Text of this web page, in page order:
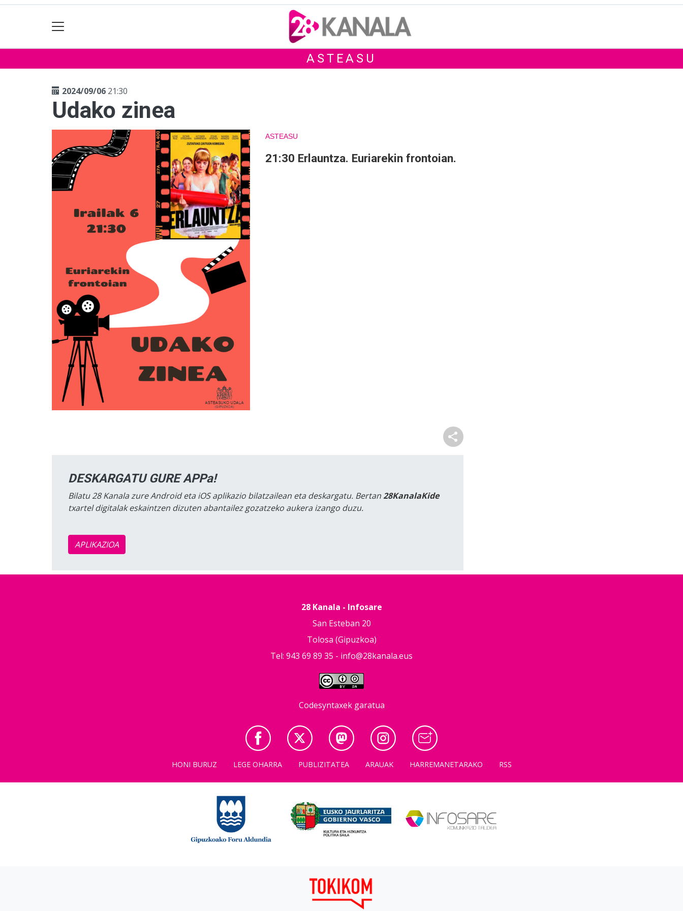
ASTEASU
2024/09/06 21:30
Udako zinea
ASTEASU
21:30 Erlauntza. Euriarekin frontoian.
DESKARGATU GURE APPa!
Bilatu 28 Kanala zure Android eta iOS aplikazio bilatzailean eta deskargatu. Bertan28KanalaKide
txartel digitalak eskaintzen dizuten abantailez gozatzeko aukera izango duzu.
APLIKAZIOA
28 Kanala - Infosare
San Esteban 20
Tolosa (Gipuzkoa)
Tel: 943 69 89 35 - info@28kanala.eus
Codesyntaxek garatua
HONI BURUZ LEGE OHARRA PUBLIZITATEA ARAUAK HARREMANETARAKO RSS